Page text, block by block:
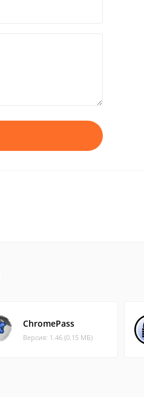
ChromePass
Версия: 1.46 (0.15 МБ)